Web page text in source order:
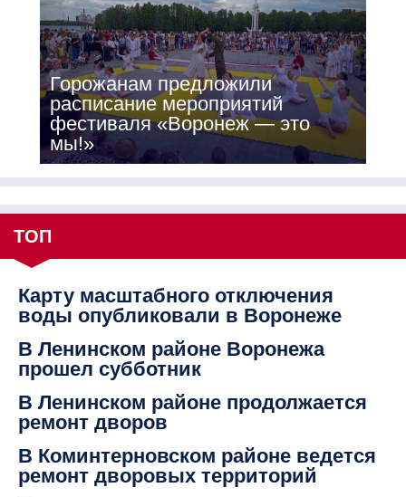
Горожанам предложили
расписание мероприятий
фестиваля «Воронеж — это
мы!»
ТОП
Карту масштабного отключения
воды опубликовали в Воронеже
В Ленинском районе Воронежа
прошел субботник
В Ленинском районе продолжается
ремонт дворов
В Коминтерновском районе ведется
ремонт дворовых территорий